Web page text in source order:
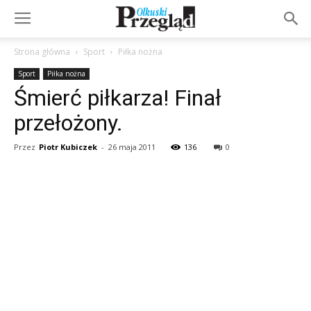
Strona główna Sport Piłka nożna
Sport Piłka nożna
Śmierć piłkarza! Finał
przełożony.
Przez Piotr Kubiczek - 26 maja 2011 136 0